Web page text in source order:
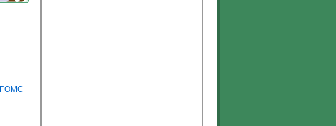
FOMC